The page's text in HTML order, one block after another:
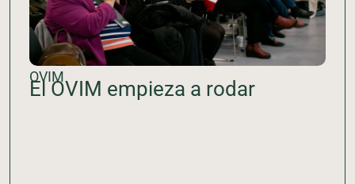
OVIM
El OVIM empieza a rodar